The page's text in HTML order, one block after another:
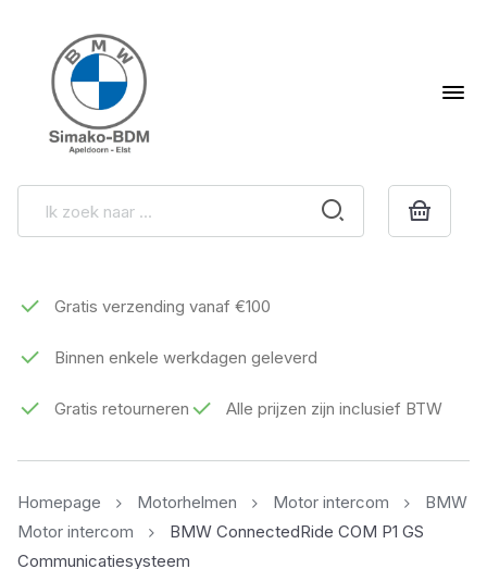
Gratis verzending vanaf €100
Binnen enkele werkdagen geleverd
Gratis retourneren Alle prijzen zijn inclusief BTW
Homepage Motorhelmen Motor intercom
BMW
Motor intercom
BMW ConnectedRide COM P1 GS
Communicatiesysteem